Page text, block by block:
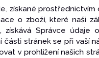
získané
o zboží, které naši
získává Správce
stránek se při vaší
v prohlížení našich